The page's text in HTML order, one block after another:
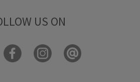
US ON